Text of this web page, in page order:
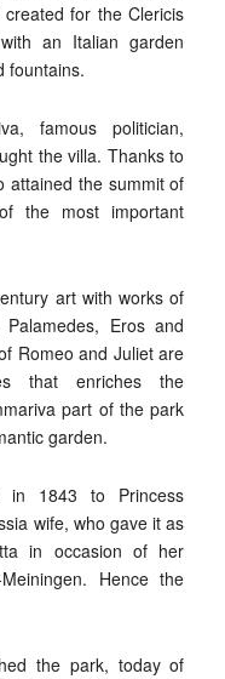
for the Clericis
an Italian garden
fountains.
famous politician,
the villa. Thanks to
attained the summit of
the most important
art with works of
Eros and
Romeo and Juliet are
that enriches the
part of the park
garden.
in 1843 to Princess
wife, who gave it as
in occasion of her
Hence the
the park, today of